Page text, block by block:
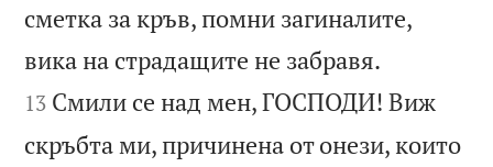
сметка за кръв, помни загиналите,
вика на страдащите не забравя.
13 Смили се над мен, ГОСПОДИ! Виж
скръбта ми, причинена от онези, които